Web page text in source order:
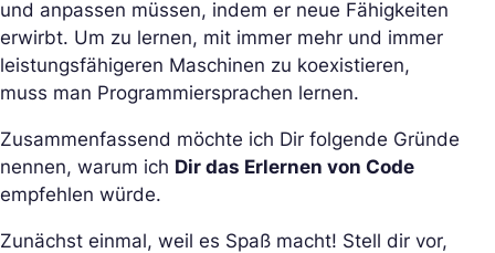
und anpassen müssen, indem er neue Fähigkeiten
erwirbt. Um zu lernen, mit immer mehr und immer
leistungsfähigeren Maschinen zu koexistieren,
muss man Programmiersprachen lernen.
Zusammenfassend möchte ich Dir folgende Gründe
nennen, warum ich Dir das Erlernen von Code
empfehlen würde.
Zunächst einmal, weil es Spaß macht! Stell dir vor,